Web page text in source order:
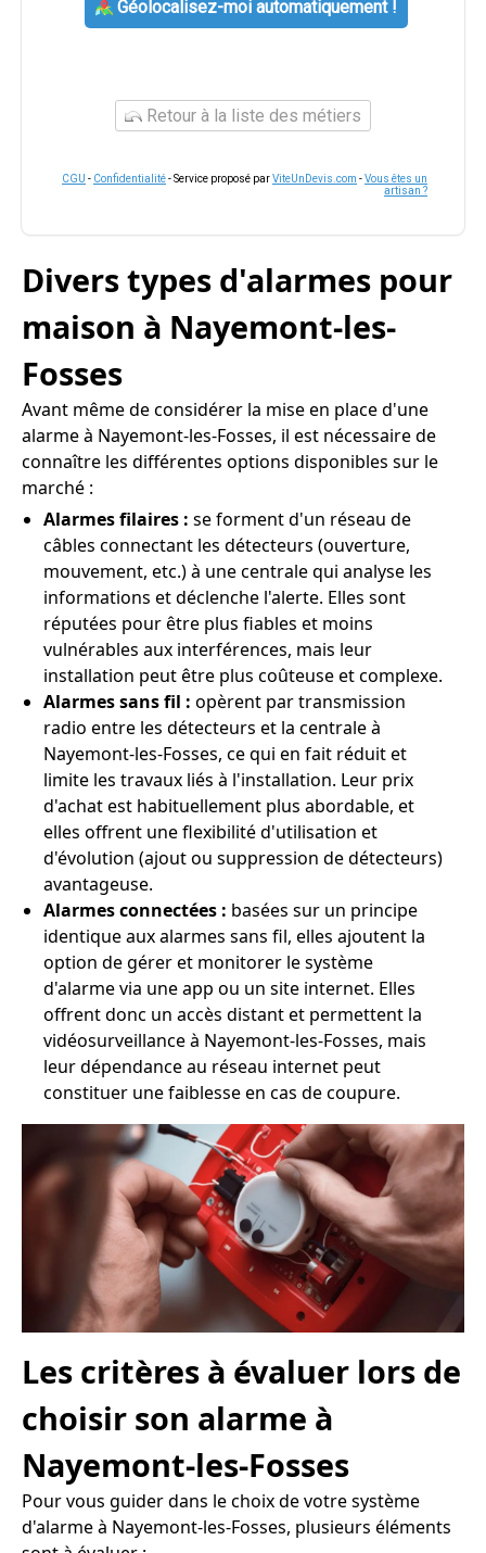
Géolocalisez-moi automatiquement !
Retour à la liste des métiers
CGU - Confidentialité- Service proposé parViteUnDevis.com -Vous êtes un
artisan ?
Divers types d'alarmes pour
maison à Nayemont-les-
Fosses
Avant même de considérer la mise en place d'une
alarme à Nayemont-les-Fosses, il est nécessaire de
connaître les différentes options disponibles sur le
marché :
Alarmes filaires : se forment d'un réseau de
câbles connectant les détecteurs (ouverture,
mouvement, etc.) à une centrale qui analyse les
informations et déclenche l'alerte. Elles sont
réputées pour être plus fiables et moins
vulnérables aux interférences, mais leur
installation peut être plus coûteuse et complexe.
Alarmes sans fil : opèrent par transmission
radio entre les détecteurs et la centrale à
Nayemont-les-Fosses, ce qui en fait réduit et
limite les travaux liés à l'installation. Leur prix
d'achat est habituellement plus abordable, et
elles offrent une flexibilité d'utilisation et
d'évolution (ajout ou suppression de détecteurs)
avantageuse.
Alarmes connectées : basées sur un principe
identique aux alarmes sans fil, elles ajoutent la
option de gérer et monitorer le système
d'alarme via une app ou un site internet. Elles
offrent donc un accès distant et permettent la
vidéosurveillance à Nayemont-les-Fosses, mais
leur dépendance au réseau internet peut
constituer une faiblesse en cas de coupure.
Les critères à évaluer lors de
choisir son alarme à
Nayemont-les-Fosses
Pour vous guider dans le choix de votre système
d'alarme à Nayemont-les-Fosses, plusieurs éléments